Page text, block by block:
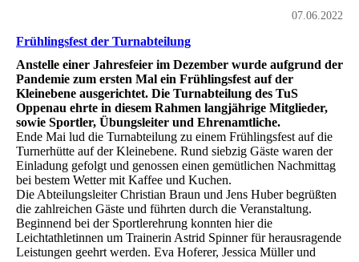
07.06.2022
Frühlingsfest der Turnabteilung
Anstelle einer Jahresfeier im Dezember wurde aufgrund der
Pandemie zum ersten Mal ein Frühlingsfest auf der
Kleinebene ausgerichtet. Die Turnabteilung des TuS
Oppenau ehrte in diesem Rahmen langjährige Mitglieder,
sowie Sportler, Übungsleiter und Ehrenamtliche.
Ende Mai lud die Turnabteilung zu einem Frühlingsfest auf die
Turnerhütte auf der Kleinebene. Rund siebzig Gäste waren der
Einladung gefolgt und genossen einen gemütlichen Nachmittag
bei bestem Wetter mit Kaffee und Kuchen.
Die Abteilungsleiter Christian Braun und Jens Huber begrüßten
die zahlreichen Gäste und führten durch die Veranstaltung.
Beginnend bei der Sportlerehrung konnten hier die
Leichtathletinnen um Trainerin Astrid Spinner für herausragende
Leistungen geehrt werden. Eva Hoferer, Jessica Müller und